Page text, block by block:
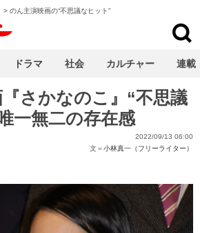
> のん主演映画の“不思議なヒット”
さかなのこ』“不思議
一無二の存在感
2022/09/13 06:00
文＝小林真一（フリーライター）
ドラマ 社会 カルチャー 連載